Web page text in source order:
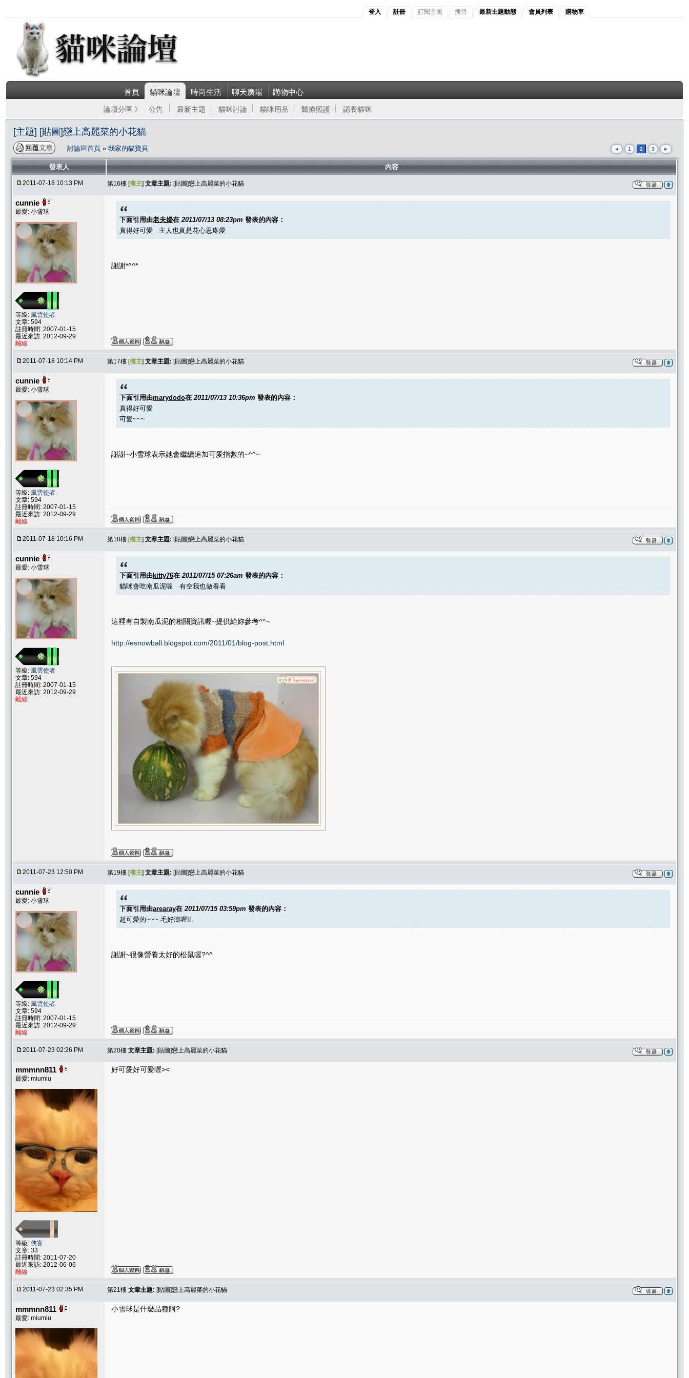
登入 註冊 訂閱主題 搜尋 最新主題動態 會員列表 購物車
首頁 貓咪論壇 時尚生活 聊天廣場 購物中心
論壇分區 》 公告 最新主題 貓咪討論 貓咪用品 醫療照護 認養貓咪
[主題] [貼圖]戀上高麗菜的小花貓
討論區首頁 » 我家的貓寶貝 ◄ 1 2 3 ►
發表人 內容
2011-07-18 10:13 PM 第16樓 [樓主] 文章主題: [貼圖]戀上高麗菜的小花貓
cunnie
最愛: 小雪球
等級: 風雲使者
文章: 594
註冊時間: 2007-01-15
最近來訪: 2012-09-29
離線
下面引用由老夫婦在 2011/07/13 08:23pm 發表的內容：
真得好可愛 主人也真是花心思疼愛
謝謝*^^*
2011-07-18 10:14 PM 第17樓 [樓主] 文章主題: [貼圖]戀上高麗菜的小花貓
cunnie
最愛: 小雪球
等級: 風雲使者
文章: 594
註冊時間: 2007-01-15
最近來訪: 2012-09-29
離線
下面引用由marydodo在 2011/07/13 10:36pm 發表的內容：
真得好可愛
可愛~~~
謝謝~小雪球表示她會繼續追加可愛指數的~^^~
2011-07-18 10:16 PM 第18樓 [樓主] 文章主題: [貼圖]戀上高麗菜的小花貓
cunnie
最愛: 小雪球
等級: 風雲使者
文章: 594
註冊時間: 2007-01-15
最近來訪: 2012-09-29
離線
下面引用由kitty76在 2011/07/15 07:26am 發表的內容：
貓咪會吃南瓜泥喔 有空我也做看看
這裡有自製南瓜泥的相關資訊喔~提供給妳參考^^~
http://esnowball.blogspot.com/2011/01/blog-post.html
2011-07-23 12:50 PM 第19樓 [樓主] 文章主題: [貼圖]戀上高麗菜的小花貓
cunnie
最愛: 小雪球
等級: 風雲使者
文章: 594
註冊時間: 2007-01-15
最近來訪: 2012-09-29
離線
下面引用由arearay在 2011/07/15 03:59pm 發表的內容：
超可愛的~~~ 毛好澎喔!!
謝謝~很像營養太好的松鼠喔?^^
2011-07-23 02:26 PM 第20樓 文章主題: [貼圖]戀上高麗菜的小花貓
mmmnn811
最愛: miumiu
等級: 俠客
文章: 33
註冊時間: 2011-07-20
最近來訪: 2012-06-06
離線
好可愛好可愛喔><
2011-07-23 02:35 PM 第21樓 文章主題: [貼圖]戀上高麗菜的小花貓
mmmnn811
最愛: miumiu
小雪球是什麼品種阿?